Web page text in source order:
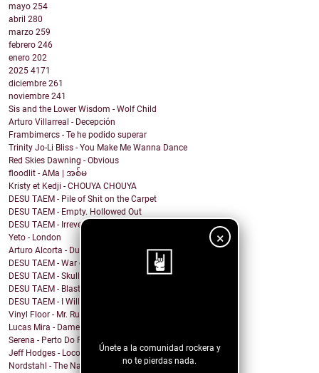
×
Únete a la comunidad rockera y
no te pierdas nada.
mayo 254
abril 280
marzo 259
febrero 246
enero 202
2025 4171
diciembre 261
noviembre 241
Sis and the Lower Wisdom - Wolf Child
Arturo Villarreal - Decepción
Frambimercs - Te he podido superar
Trinity Jo-Li Bliss - You Make Me Wanna Dance
Red Skies Dawning - Obvious
floodlit - AMa | အစ်မ
Kristy et Kedji - CHOUYA CHOUYA
DESU TAEM - Pile of Shit on the Carpet
DESU TAEM - Empty. Hollowed Out
DESU TAEM - Irreverent Resident President
Yeto - London
Arturo Alcorta - Dualidad
DESU TAEM - War on Bullies
DESU TAEM - Skull and Crossbones
DESU TAEM - Blasted into Rebirth
DESU TAEM - I Will Not Be Assimilated
Vinyl Floor - Mr. Rubinstein - Single Edit
Lucas Mira - Dame alguna señal
Serena - Perto Do Fim
Jeff Hodges - Loco Motive (Music Row Mix)
Nordstahl - The Nameless Hour